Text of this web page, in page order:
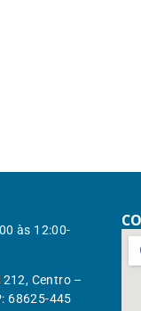
às 12:00-
Centro –
68625-445